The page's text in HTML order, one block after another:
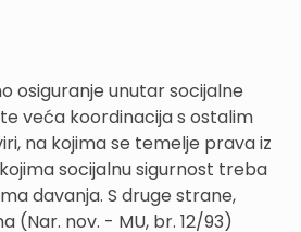
osiguranje unutar socijalne
veća koordinacija s ostalim
na kojima se temelje prava iz
socijalnu sigurnost treba
davanja. S druge strane,
nov. - MU, br. 12/93)